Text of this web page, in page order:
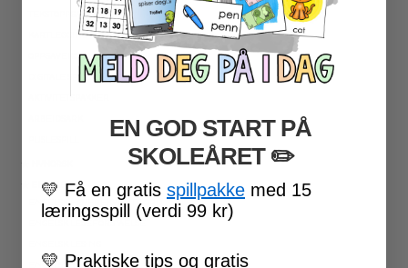
TEKSTOPPGAVER
KARTLEGGING
OPPGAVEKORT
DIGITALE SPILL
AKTIVITETSPAKKER
★ ENGELSK
ENGELSK HØYFREKVENTE ORD
ENGELSK LESEFORSTÅELSE
ENGELSK SKRIVING
EN GOD START PÅ
SKOLEÅRET​ ✏️
💛 Få en gratis spillpakke med 15
læringsspill (verdi 99 kr)
💛 Praktiske tips og gratis